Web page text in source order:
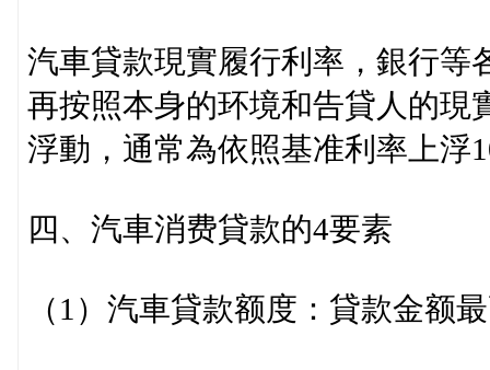
汽車貸款現實履行利率，銀行等
再按照本身的环境和告貸人的現
浮動，通常為依照基准利率上浮
四、汽車消费貸款的4要素
（1）汽車貸款额度：貸款金额